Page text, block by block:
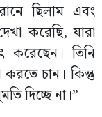
ছিলাম এবং
করেছি, যারা
করেছেন। তিনি
চান। কিন্তু
দিচ্ছে না।”